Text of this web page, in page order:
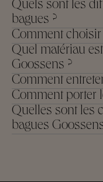
Quels sont les
bagues ?
Comment choisir
Quel matériau
Goossens ?
Comment
Comment porter
Quelles sont les
bagues